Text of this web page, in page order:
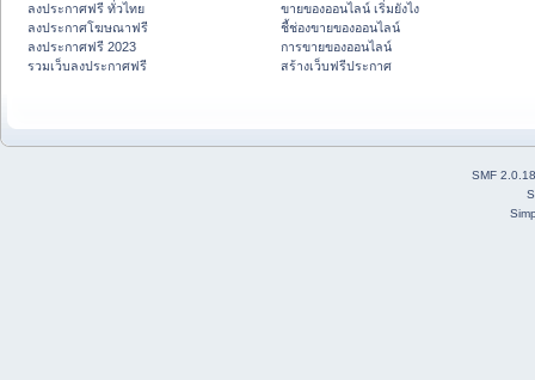
ลงประกาศฟรี ทั่วไทย
ลงประกาศโฆษณาฟรี
ลงประกาศฟรี 2023
รวมเว็บลงประกาศฟรี
ขายของออนไลน์ เริ่มยังไง
ชี้ช่องขายของออนไลน์
การขายของออนไลน์
สร้างเว็บฟรีประกาศ
SMF 2.0.18